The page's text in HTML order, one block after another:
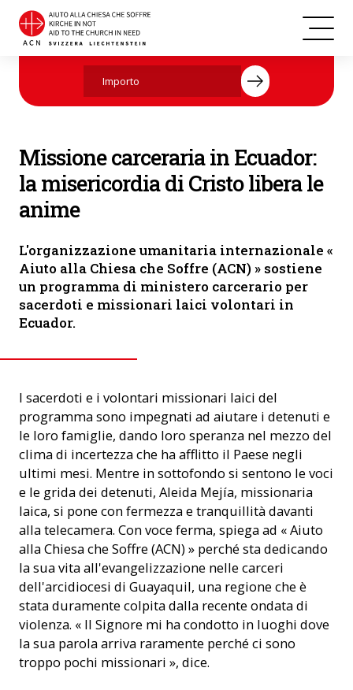
Messa nel cortile interno del carcere (Foto: ACN)
Aiutate ora con la vostra donazione.
Missione carceraria in Ecuador:
la misericordia di Cristo libera le
anime
L'organizzazione umanitaria internazionale «
Aiuto alla Chiesa che Soffre (ACN) » sostiene
un programma di ministero carcerario per
sacerdoti e missionari laici volontari in
Ecuador.
I sacerdoti e i volontari missionari laici del
programma sono impegnati ad aiutare i detenuti e
le loro famiglie, dando loro speranza nel mezzo del
clima di incertezza che ha afflitto il Paese negli
ultimi mesi. Mentre in sottofondo si sentono le voci
e le grida dei detenuti, Aleida Mejía, missionaria
laica, si pone con fermezza e tranquillità davanti
alla telecamera. Con voce ferma, spiega ad « Aiuto
alla Chiesa che Soffre (ACN) » perché sta dedicando
la sua vita all'evangelizzazione nelle carceri
dell'arcidiocesi di Guayaquil, una regione che è
stata duramente colpita dalla recente ondata di
violenza. « Il Signore mi ha condotto in luoghi dove
la sua parola arriva raramente perché ci sono
troppo pochi missionari », dice.